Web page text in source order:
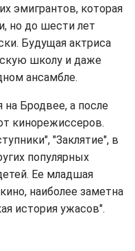
эмигрантов, которая
но до шести лет
Будущая актриса
школу и даже
ансамбле.
на Бродвее, а после
кинорежиссеров.
"Заклятие", в
популярных
Ее младшая
наиболее заметна
история ужасов".